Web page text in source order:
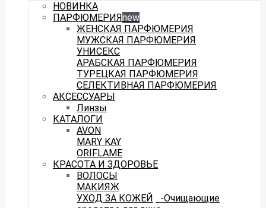
НОВИНКА
ПАРФЮМЕРИЯnew
ЖЕНСКАЯ ПАРФЮМЕРИЯ
МУЖСКАЯ ПАРФЮМЕРИЯ
УНИСЕКС
АРАБСКАЯ ПАРФЮМЕРИЯ
ТУРЕЦКАЯ ПАРФЮМЕРИЯ
СЕЛЕКТИВНАЯ ПАРФЮМЕРИЯ
АКСЕССУАРЫ
Линзы
КАТАЛОГИ
AVON
MARY KAY
ORIFLAME
КРАСОТА И ЗДОРОВЬЕ
ВОЛОСЫ
МАКИЯЖ
УХОД ЗА КОЖЕЙ
-Очищающие